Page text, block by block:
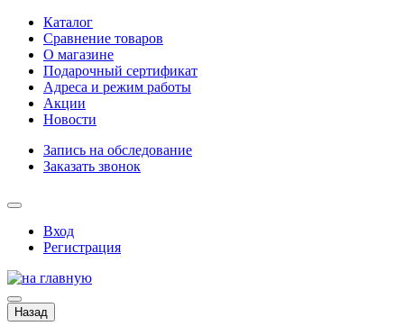
Каталог
Сравнение товаров
О магазине
Подарочный сертификат
Адреса и режим работы
Акции
Новости
Запись на обследование
Заказать звонок
Вход
Регистрация
Назад